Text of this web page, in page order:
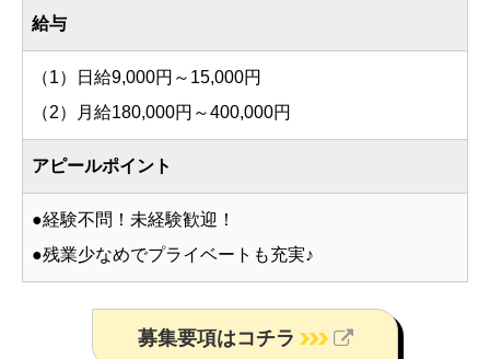
給与
（1）日給9,000円～15,000円
（2）月給180,000円～400,000円
アピールポイント
●経験不問！未経験歓迎！
●残業少なめでプライベートも充実♪
募集要項はコチラ